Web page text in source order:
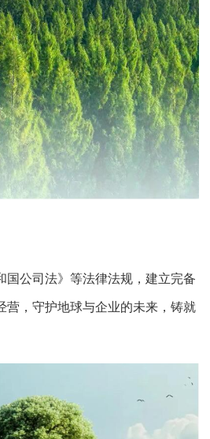
国公司法》等法律法规，建立完备
营，守护地球与企业的未来，铸就